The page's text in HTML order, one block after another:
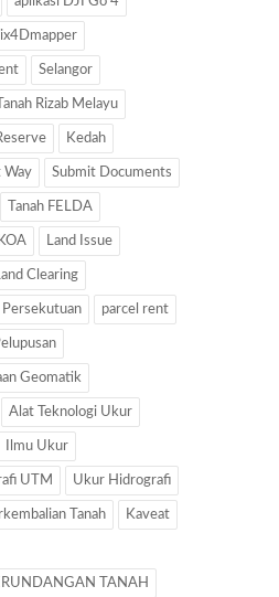
Selangor
Tanah Rizab Melayu
Kedah
Way Submit Documents
Tanah FELDA
Land Issue
Clearing
Persekutuan parcel rent
Geomatik
Alat Teknologi Ukur
Ilmu Ukur
UTM Ukur Hidrografi
Tanah Kaveat
TANAH